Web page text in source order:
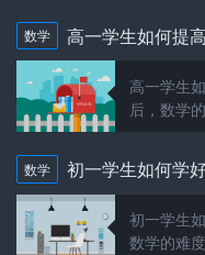
数学 高一学生如何提
高一学生
后，数学
数学 初一学生如何学
初一学生
数学的难